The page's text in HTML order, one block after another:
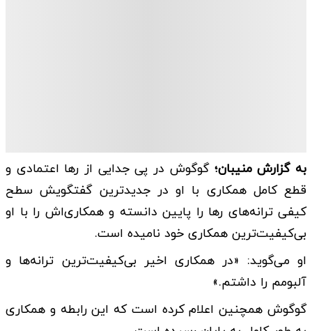
به گزارش منیبان؛گوگوش در پی جدایی از رها اعتمادی و
قطع کامل همکاری با او در جدیدترین گفتگویش سطح
کیفی ترانه‌های رها را پایین دانسته و همکاری‌اش را با ا‌و
بی‌کیفیت‌ترین همکاری خود نامیده است.
او می‌گوید: «در همکاری اخیر بی‌کیفیت‌ترین ترانه‌ها و
آلبومم را داشتم.»
گوگوش همچنین اعلام کرده است که این رابطه و همکاری